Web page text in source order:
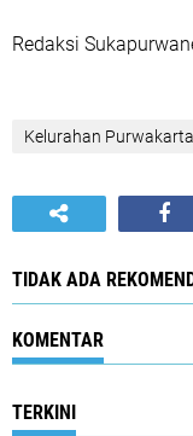
Redaksi
Kelurahan Purwakarta
TIDAK ADA
KOMENTAR
TERKINI